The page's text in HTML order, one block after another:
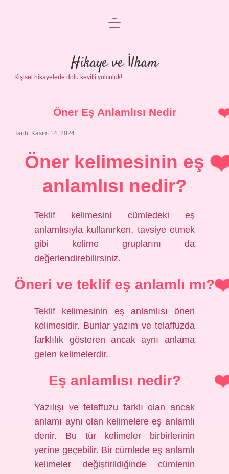
Anasayfa
Gizlilik Politikası
Yasal Uyarı
menüyü
Hikaye ve İlham
Kişisel hikayelerle dolu keyifli yolculuk!
Öner Eş Anlamlısı Nedir
Tarih: Kasım 14, 2024
Öner kelimesinin eş
anlamlısı nedir?
Teklif kelimesini cümledeki eş
anlamlısıyla kullanırken, tavsiye etmek
gibi kelime gruplarını da
değerlendirebilirsiniz.
Öneri ve teklif eş anlamlı mı?
Teklif kelimesinin eş anlamlısı öneri
kelimesidir. Bunlar yazım ve telaffuzda
farklılık gösteren ancak aynı anlama
gelen kelimelerdir.
Eş anlamlısı nedir?
Yazılışı ve telaffuzu farklı olan ancak
anlamı aynı olan kelimelere eş anlamlı
denir. Bu tür kelimeler birbirlerinin
yerine geçebilir. Bir cümlede eş anlamlı
kelimeler değiştirildiğinde cümlenin